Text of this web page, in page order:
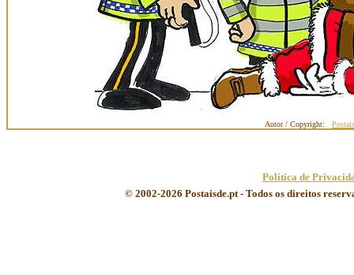
Autor / Copyright:
Política de
© 2002-2026 Postaisde.pt - Todos os direitos